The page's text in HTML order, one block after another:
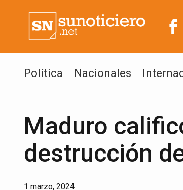
Política Nacionales
Maduro
destrucción
1 marzo, 2024